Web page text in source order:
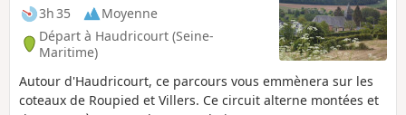
3h 35
Moyenne
Départ à Haudricourt (Seine-
Maritime)
Autour d'Haudricourt, ce parcours vous emmènera sur les
coteaux de Roupied et Villers. Ce circuit alterne montées et